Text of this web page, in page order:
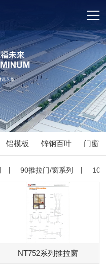
铝模板 锌钢百叶 门窗
90推拉门/窗系列
NT752系列推拉窗